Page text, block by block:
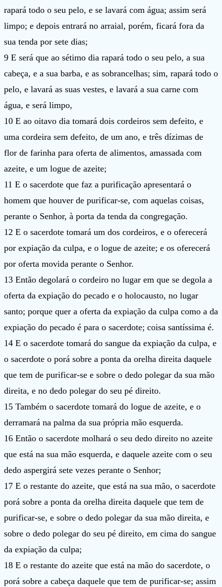
rapará todo o seu pelo, e se lavará com água; assim será
limpo; e depois entrará no arraial, porém, ficará fora da
sua tenda por sete dias;
9 E será que ao sétimo dia rapará todo o seu pelo, a sua
cabeça, e a sua barba, e as sobrancelhas; sim, rapará todo o
pelo, e lavará as suas vestes, e lavará a sua carne com
água, e será limpo,
10 E ao oitavo dia tomará dois cordeiros sem defeito, e
uma cordeira sem defeito, de um ano, e três dízimas de
flor de farinha para oferta de alimentos, amassada com
azeite, e um logue de azeite;
11 E o sacerdote que faz a purificação apresentará o
homem que houver de purificar-se, com aquelas coisas,
perante o Senhor, à porta da tenda da congregação.
12 E o sacerdote tomará um dos cordeiros, e o oferecerá
por expiação da culpa, e o logue de azeite; e os oferecerá
por oferta movida perante o Senhor.
13 Então degolará o cordeiro no lugar em que se degola a
oferta da expiação do pecado e o holocausto, no lugar
santo; porque quer a oferta da expiação da culpa como a da
expiação do pecado é para o sacerdote; coisa santíssima é.
14 E o sacerdote tomará do sangue da expiação da culpa, e
o sacerdote o porá sobre a ponta da orelha direita daquele
que tem de purificar-se e sobre o dedo polegar da sua mão
direita, e no dedo polegar do seu pé direito.
15 Também o sacerdote tomará do logue de azeite, e o
derramará na palma da sua própria mão esquerda.
16 Então o sacerdote molhará o seu dedo direito no azeite
que está na sua mão esquerda, e daquele azeite com o seu
dedo aspergirá sete vezes perante o Senhor;
17 E o restante do azeite, que está na sua mão, o sacerdote
porá sobre a ponta da orelha direita daquele que tem de
purificar-se, e sobre o dedo polegar da sua mão direita, e
sobre o dedo polegar do seu pé direito, em cima do sangue
da expiação da culpa;
18 E o restante do azeite que está na mão do sacerdote, o
porá sobre a cabeça daquele que tem de purificar-se; assim